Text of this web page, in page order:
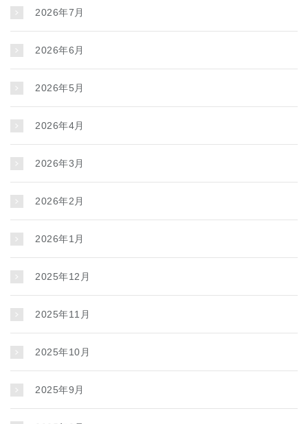
2026年7月
2026年6月
2026年5月
2026年4月
2026年3月
2026年2月
2026年1月
2025年12月
2025年11月
2025年10月
2025年9月